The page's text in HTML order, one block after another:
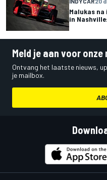
Malukas
in
Meld je aan voor
Ontvang het laatste nieuws,
je mailbox.